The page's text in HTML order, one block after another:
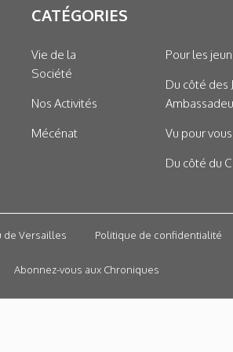
CATÉGORIES
Vie de la
Société
Nos Activités
Mécénat
Pour les
Du côté des
Vu pour vous
Du côté du
de Versailles Politique de confidentialité
Abonnez-vous aux Chroniques